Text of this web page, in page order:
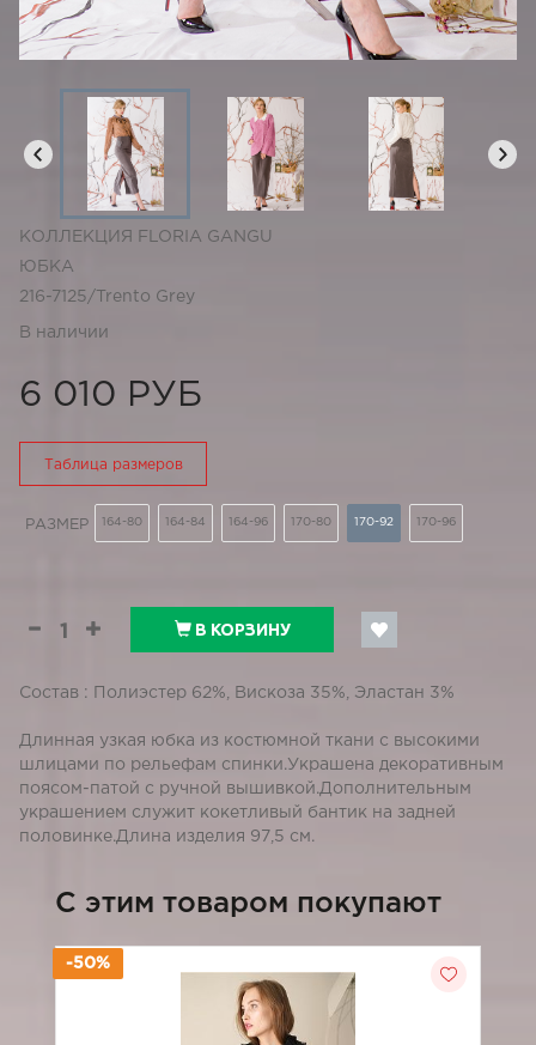
КОЛЛЕКЦИЯ FLORIA GANGU
ЮБКА
216-7125/Trento Grey
В наличии
6 010 РУБ
Таблица размеров
РАЗМЕР 164-80 164-84 164-96 170-80 170-92 170-96
В КОРЗИНУ
Состав : Полиэстер 62%, Вискоза 35%, Эластан 3%
Длинная узкая юбка из костюмной ткани с высокими
шлицами по рельефам спинки.Украшена декоративным
поясом-патой с ручной вышивкой.Дополнительным
украшением служит кокетливый бантик на задней
половинке.Длина изделия 97,5 см.
C этим товаром покупают
-50%